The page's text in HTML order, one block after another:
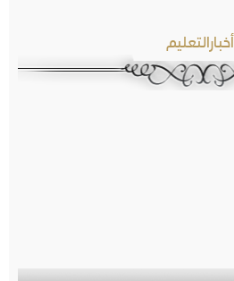
أخبارالتعليم